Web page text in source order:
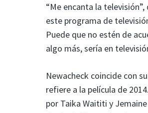
“Me encanta la
este programa de
Puede que no estén de
algo más, sería en
Newacheck coincide con
refiere a la película de 2014.
por Taika Waititi y